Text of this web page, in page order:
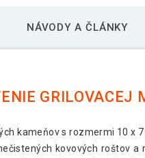
NÁVODY A ČLÁNKY
GRILOVACEJ
kameňov s rozmermi 10 x
kovových roštov